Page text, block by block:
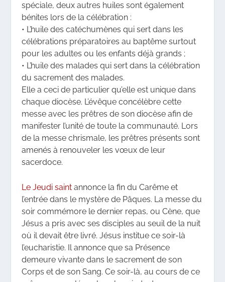
spéciale, deux autres huiles sont également
bénites lors de la célébration :
• L’huile des catéchumènes qui sert dans les
célébrations préparatoires au baptême surtout
pour les adultes ou les enfants déjà grands ;
• L’huile des malades qui sert dans la célébration
du sacrement des malades.
Elle a ceci de particulier qu’elle est unique dans
chaque diocèse. L’évêque concélèbre cette
messe avec les prêtres de son diocèse afin de
manifester l’unité de toute la communauté. Lors
de la messe chrismale, les prêtres présents sont
amenés à renouveler les vœux de leur
sacerdoce.
Le Jeudi saintannonce la fin du Carême et
l’entrée dans le mystère de Pâques. La messe du
soir commémore le dernier repas, ou Cène, que
Jésus a pris avec ses disciples au seuil de la nuit
où il devait être livré. Jésus institue ce soir-là
l’eucharistie. Il annonce que sa Présence
demeure vivante dans le sacrement de son
Corps et de son Sang. Ce soir-là, au cours de ce